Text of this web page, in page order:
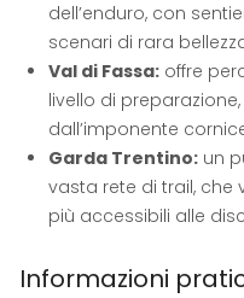
dell’enduro, con
scenari di rara
Val di Fassa:offre
livello di
dall’imponente
Garda Trentino:un
vasta rete di trail, che
più accessibili alle
Informazioni